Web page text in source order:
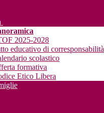
2025-2028
educativo di corresponsabilità
scolastico
formativa
Etico Libera